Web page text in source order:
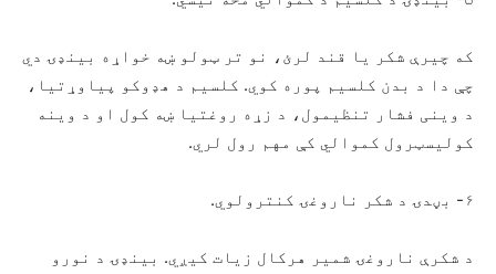
که چیرې شکر یا قند لرئ، نو تر ټولو ښه خواړه بینډۍ دي
چې دا د بدن کلسیم پوره کوي. کلسیم د هډوکو پیاوړتیا،
د وینی فشار تنظیمول، د زړه روغتیا ښه کول او د وینه
کولیسټرول کموالي کې مهم رول لري.
۶- بڼدۍ د شکر ناروغۍ کنترولوي.
د شکرې ناروغۍ شمیر هرکال زیات کیږي. بینډۍ د نورو